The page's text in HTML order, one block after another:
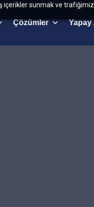
sunmak ve
Çözümler Yapay